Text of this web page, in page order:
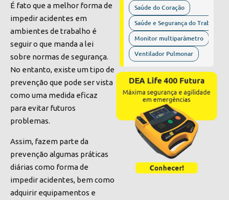
É fato que a melhor forma de
impedir acidentes em
ambientes de trabalho é
seguir o que manda a lei
sobre normas de segurança.
No entanto, existe um tipo de
prevenção que pode ser vista
como uma medida eficaz
para evitar futuros
problemas.
Assim, fazem parte da
prevenção algumas práticas
diárias como forma de
impedir acidentes, bem como
adquirir equipamentos e
Saúde do Coração
Saúde e Segurança do Trabalho
Monitor multiparâmetro
Ventilador Pulmonar